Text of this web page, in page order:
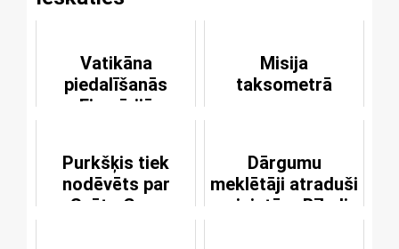
Vatikāna
piedalīšanās
Eirovīzijā
Misija
taksometrā
Purkšķis tiek
nodēvēts par
Svēto Garu
Dārgumu
meklētāji atraduši
miniatūru Bībeli